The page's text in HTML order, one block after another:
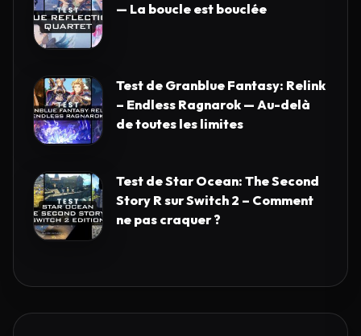
— La boucle est bouclée
Test de Granblue Fantasy: Relink
– Endless Ragnarok — Au-delà
de toutes les limites
Test de Star Ocean: The Second
Story R sur Switch 2 – Comment
ne pas craquer ?